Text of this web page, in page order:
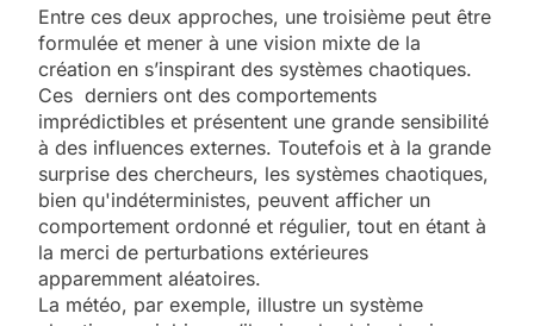
Entre ces deux approches, une troisième peut être
formulée et mener à une vision mixte de la
création en s’inspirant des systèmes chaotiques.
Ces derniers ont des comportements
imprédictibles et présentent une grande sensibilité
à des influences externes. Toutefois et à la grande
surprise des chercheurs, les systèmes chaotiques,
bien qu'indéterministes, peuvent afficher un
comportement ordonné et régulier, tout en étant à
la merci de perturbations extérieures
apparemment aléatoires.
La météo, par exemple, illustre un système